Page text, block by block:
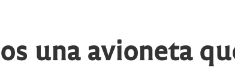
una avioneta